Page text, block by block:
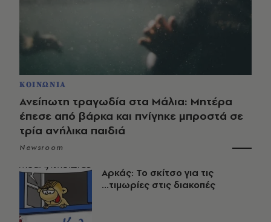
ΚΟΙΝΩΝΙΑ
Ανείπωτη τραγωδία στα Μάλια: Μητέρα
έπεσε από βάρκα και πνίγηκε μπροστά σε
τρία ανήλικα παιδιά
Newsroom
Αρκάς: Το σκίτσο για τις
...τιμωρίες στις διακοπές